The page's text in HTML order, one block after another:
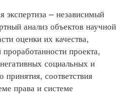
– независимый
анализ объектов научной
оценки их качества,
проекта,
социальных и
принятия, соответствия
права и системе